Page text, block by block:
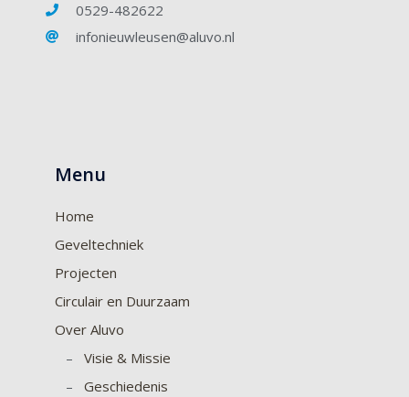
0529-482622
infonieuwleusen@aluvo.nl
Menu
Home
Geveltechniek
Projecten
Circulair en Duurzaam
Over Aluvo
– Visie & Missie
– Geschiedenis